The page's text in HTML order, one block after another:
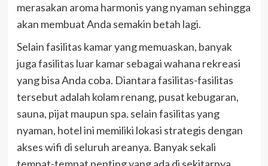
merasakan aroma harmonis yang nyaman sehingga
akan membuat Anda semakin betah lagi.
Selain fasilitas kamar yang memuaskan, banyak
juga fasilitas luar kamar sebagai wahana rekreasi
yang bisa Anda coba. Diantara fasilitas-fasilitas
tersebut adalah kolam renang, pusat kebugaran,
sauna, pijat maupun spa. selain fasilitas yang
nyaman, hotel ini memiliki lokasi strategis dengan
akses wifi di seluruh areanya. Banyak sekali